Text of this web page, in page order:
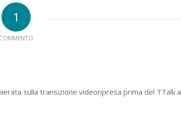
1
COMMENTO
sulla transizione videoripresa prima del TTalk a